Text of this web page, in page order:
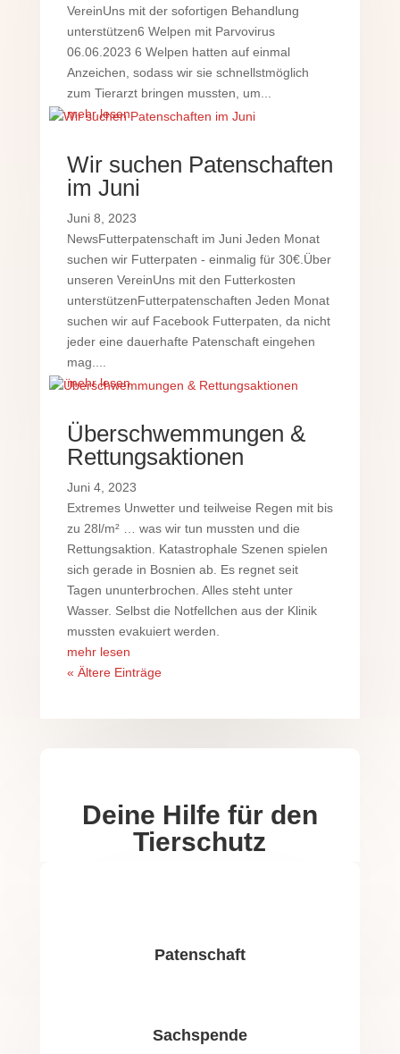
VereinUns mit der sofortigen Behandlung
unterstützen6 Welpen mit Parvovirus
06.06.2023 6 Welpen hatten auf einmal
Anzeichen, sodass wir sie schnellstmöglich
zum Tierarzt bringen mussten, um...
mehr lesen
Wir suchen Patenschaften
im Juni
Juni 8, 2023
NewsFutterpatenschaft im Juni Jeden Monat
suchen wir Futterpaten - einmalig für 30€.Über
unseren VereinUns mit den Futterkosten
unterstützenFutterpatenschaften Jeden Monat
suchen wir auf Facebook Futterpaten, da nicht
jeder eine dauerhafte Patenschaft eingehen
mag....
mehr lesen
Überschwemmungen &
Rettungsaktionen
Juni 4, 2023
Extremes Unwetter und teilweise Regen mit bis
zu 28l/m² … was wir tun mussten und die
Rettungsaktion. Katastrophale Szenen spielen
sich gerade in Bosnien ab. Es regnet seit
Tagen ununterbrochen. Alles steht unter
Wasser. Selbst die Notfellchen aus der Klinik
mussten evakuiert werden.
mehr lesen
« Ältere Einträge
Deine Hilfe für den
Tierschutz
Patenschaft
Sachspende